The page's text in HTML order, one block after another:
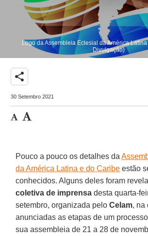
Logo da Assembleia Eclesial da América
Divulgação)
share
30 Setembro 2021
Pouco a pouco os detalhes da
da América Latina e do Caribe estão
conhecidos. Alguns deles foram
coletiva de imprensa desta quarta-
setembro, organizada peloCelam, na
anunciadas as etapas de um
sua assembleia de 21 a 28 de